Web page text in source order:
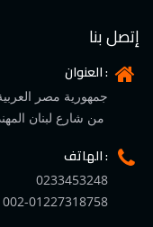
إتصل بنا
العنوان :
الهاتف :
0233453248
002-01227318758